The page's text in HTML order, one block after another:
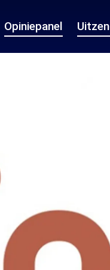
Opiniepanel